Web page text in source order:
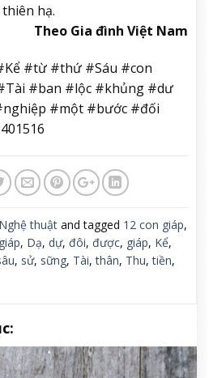
hạ.
Theo Gia đình Việt Nam
#từ #thứ #Sáu #con
#ban #lộc #khủng #dư
#một #bước #đối
Nghệ thuật and tagged 12 con giáp,
, Dạ, dự, đôi, được, giáp, Kể,
, sử, sững, Tài,thân, Thu,tiền,